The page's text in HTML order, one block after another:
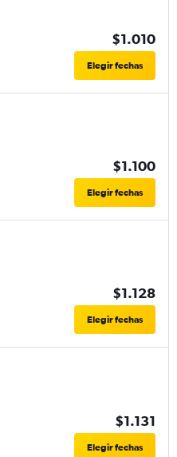
$1.010
Elegir fechas
$1.100
Elegir fechas
$1.128
Elegir fechas
$1.131
Elegir fechas